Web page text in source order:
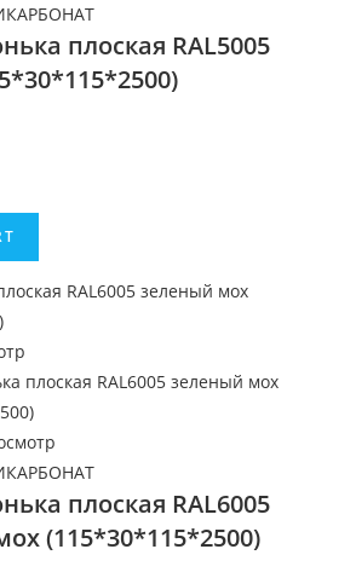
плоская RAL5005
плоская RAL6005
(115*30*115*2500)